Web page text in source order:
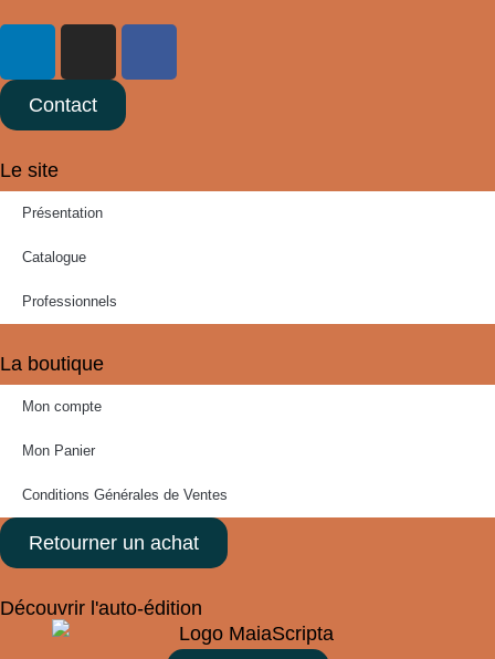
Contact
Le site
Présentation
Catalogue
Professionnels
La boutique
Mon compte
Mon Panier
Conditions Générales de Ventes
Retourner un achat
Découvrir l'auto-édition